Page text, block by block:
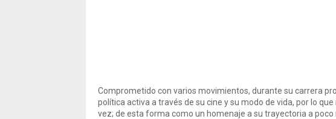
Comprometido con varios movimientos, durante su carrera
política activa a través de su cine y su modo de vida, por lo
vez; de esta forma como un homenaje a su trayectoria a